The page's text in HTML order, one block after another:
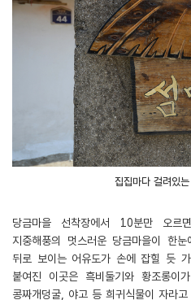
집집마다 걸려있
당금마을 선착장에서 10분만 오르
지중해풍의 멋스러운 당금마을이 한
뒤로 보이는 어유도가 손에 잡힐 듯
붙여진 이곳은 흑비둘기와 황조롱이
콩짜개덩굴, 야고 등 희귀식물이 자라